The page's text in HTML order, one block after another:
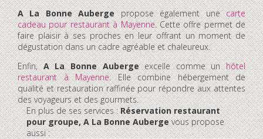
A La Bonne Aubergepropose également unecarte
cadeau pour restaurant à Mayenne. Cette offre permet de
faire plaisir à ses proches en leur offrant un moment de
dégustation dans un cadre agréable et chaleureux.
Enfin,A La Bonne Aubergeexcelle comme unhôtel
restaurant à Mayenne. Elle combine hébergement de
qualité et restauration raffinée pour répondre aux attentes
des voyageurs et des gourmets.
En plus de ses services :Réservation restaurant
pour groupe, A La Bonne Aubergevous propose
aussi :